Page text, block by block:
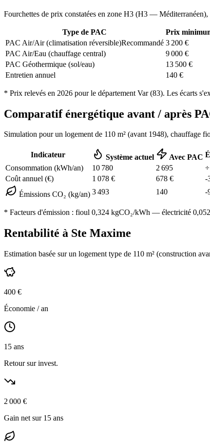
Fourchettes de prix constatées en zone H3 (H3 — Méditerranéen),
Type de PAC Prix
PAC Air/Air (climatisation réversible)Recommandé 3 200 €
PAC Air/Eau (chauffage central)
9 000 €
PAC Géothermique (sol/eau)
13 500 €
Entretien annuel
140 €
* Prix relevés en 2026 pour le département Var(83). Les écarts
Comparatif énergétique avant / après
Simulation pour un logement de 110 m² (avant 1948), chauffage
Indicateur Système actuel Avec PAC
Consommation (kWh/an)
10 780 2 695 ÷
Coût annuel (€)
1 078 € 678 € -
Émissions CO₂ (kg/an) 3 493 140 -
* Facteurs d'émission : fioul 0,324 kgCO₂/kWh — électricité
Rentabilité à Ste Maxime
Estimation basée sur un logement type de 110 m² (construction
400 €
Économie / an
15 ans
Retour sur invest.
2 000 €
Gain net sur 15 ans